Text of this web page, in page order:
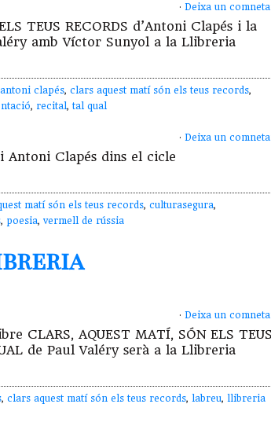
· Deixa un
TEUS RECORDS d’Antoni Clapés i la
amb Víctor Sunyol a la Llibreria
antoni clapés, clars aquest matí són els teus records,
, recital, tal qual
· Deixa un
Antoni Clapés dins el cicle
matí són els teus records, culturasegura,
, poesia, vermell de rússia
· Deixa un
CLARS, AQUEST MATÍ, SÓN ELS TEUS
de Paul Valéry serà a la Llibreria
, clars aquest matí són els teus records, labreu, llibreria